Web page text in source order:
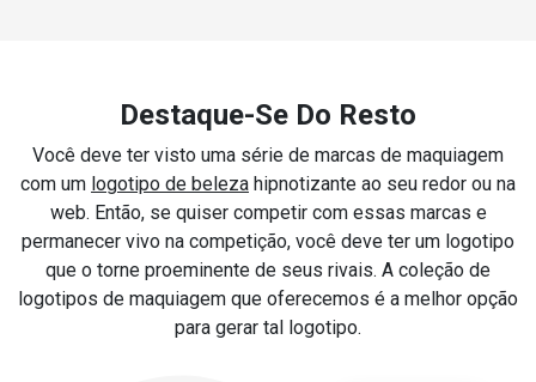
Destaque-Se Do Resto
Você deve ter visto uma série de marcas de maquiagem
com um logotipo de beleza hipnotizante ao seu redor ou na
web. Então, se quiser competir com essas marcas e
permanecer vivo na competição, você deve ter um logotipo
que o torne proeminente de seus rivais. A coleção de
logotipos de maquiagem que oferecemos é a melhor opção
para gerar tal logotipo.